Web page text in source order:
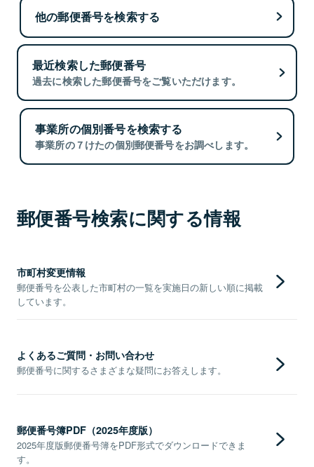
他の郵便番号を検索する
最近検索した郵便番号
過去に検索した郵便番号をご覧いただけます。
事業所の個別番号を検索する
事業所の７けたの個別郵便番号をお調べします。
郵便番号検索に関する情報
市町村変更情報
郵便番号を公表した市町村の一覧を実施日の新しい順に掲載
しています。
よくあるご質問・お問い合わせ
郵便番号に関するさまざまな疑問にお答えします。
郵便番号簿PDF（2025年度版）
2025年度版郵便番号簿をPDF形式でダウンロードできま
す。